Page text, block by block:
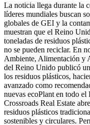
La noticia llega durante la
líderes mundiales buscan
globales de GEI y la
muestran que el Reino
toneladas de residuos
no se pueden reciclar. En
Ambiente, Alimentación y
del Reino Unido publicó
los residuos plásticos,
avanzado como
nuevas ecoPlant en todo
Crossroads Real Estate
residuos plásticos
sostenibles y circulares.